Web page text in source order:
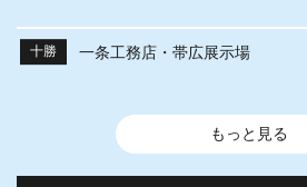
十勝 一条工務店・帯広展示場
もっと見る